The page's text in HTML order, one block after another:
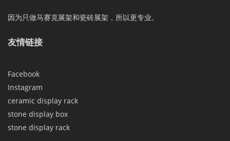
因为只做马赛克展架和瓷砖展架，所以更专业。
友情链接
Facebook
Instagram
ceramic display rack
stone display box
stone display rack